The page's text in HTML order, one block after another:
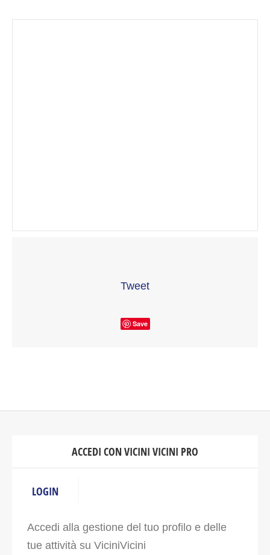
Tweet
Save
ACCEDI CON VICINI VICINI PRO
LOGIN
Accedi alla gestione del tuo profilo e delle
tue attività su ViciniVicini